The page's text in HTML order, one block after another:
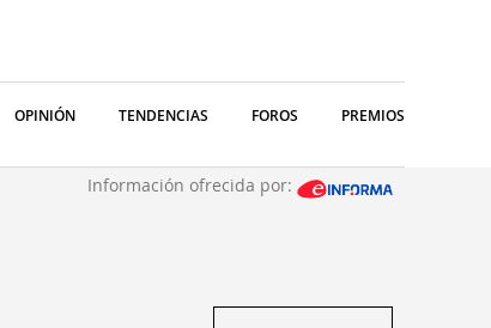
OPINIÓN TENDENCIAS FOROS PREMIOS
Información ofrecida por: